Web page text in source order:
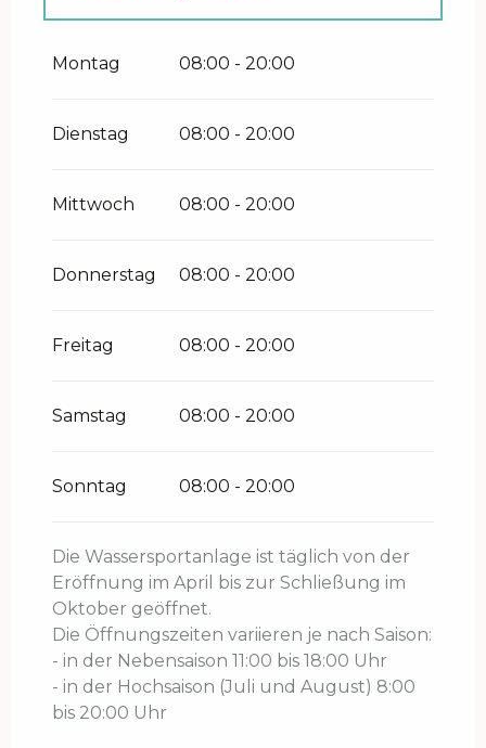
2026
Oktober 2026
Montag 08:00 - 20:00
Dienstag 08:00 - 20:00
Mittwoch 08:00 - 20:00
Donnerstag 08:00 - 20:00
Freitag 08:00 - 20:00
Samstag 08:00 - 20:00
Sonntag 08:00 - 20:00
Die Wassersportanlage ist täglich von der
Eröffnung im April bis zur Schließung im
Oktober geöffnet.
Die Öffnungszeiten variieren je nach Saison:
- in der Nebensaison 11:00 bis 18:00 Uhr
- in der Hochsaison (Juli und August) 8:00
bis 20:00 Uhr